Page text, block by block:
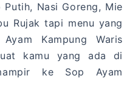
Putih, Nasi Goreng, Mie
Rujak tapi menu yang
Kampung Waris
kamu yang ada di
ke Sop Ayam